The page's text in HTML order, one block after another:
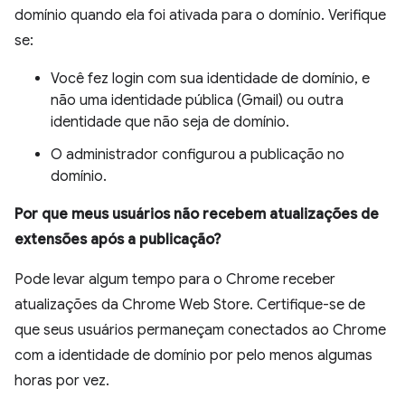
domínio quando ela foi ativada para o domínio. Verifique
se:
Você fez login com sua identidade de domínio, e
não uma identidade pública (Gmail) ou outra
identidade que não seja de domínio.
O administrador configurou a publicação no
domínio.
Por que meus usuários não recebem atualizações de
extensões após a publicação?
Pode levar algum tempo para o Chrome receber
atualizações da Chrome Web Store. Certifique-se de
que seus usuários permaneçam conectados ao Chrome
com a identidade de domínio por pelo menos algumas
horas por vez.